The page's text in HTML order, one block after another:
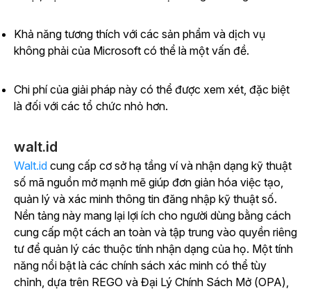
Khả năng tương thích với các sản phẩm và dịch vụ
không phải của Microsoft có thể là một vấn đề.
Chi phí của giải pháp này có thể được xem xét, đặc biệt
là đối với các tổ chức nhỏ hơn.
walt.id
Walt.id cung cấp cơ sở hạ tầng ví và nhận dạng kỹ thuật
số mã nguồn mở mạnh mẽ giúp đơn giản hóa việc tạo,
quản lý và xác minh thông tin đăng nhập kỹ thuật số.
Nền tảng này mang lại lợi ích cho người dùng bằng cách
cung cấp một cách an toàn và tập trung vào quyền riêng
tư để quản lý các thuộc tính nhận dạng của họ. Một tính
năng nổi bật là các chính sách xác minh có thể tùy
chỉnh, dựa trên REGO và Đại Lý Chính Sách Mở (OPA),